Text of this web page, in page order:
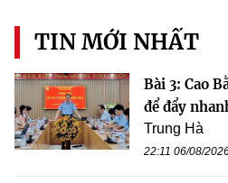
TIN MỚI NHẤT
Bài 3: Cao
để đẩy
Trung Hà
22:11 06/08/